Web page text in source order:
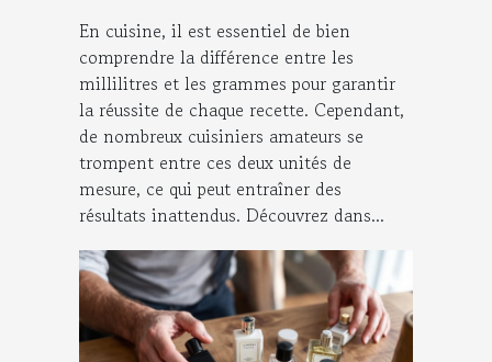
En cuisine, il est essentiel de bien
comprendre la différence entre les
millilitres et les grammes pour garantir
la réussite de chaque recette. Cependant,
de nombreux cuisiniers amateurs se
trompent entre ces deux unités de
mesure, ce qui peut entraîner des
résultats inattendus. Découvrez dans...